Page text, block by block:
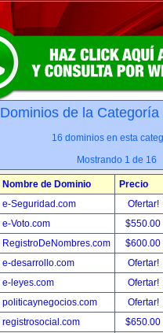
Dominios de la
16 dominios en esta
Mostrando 1 de 16
Nombre de Dominio
Precio
e-Seguridad.com
Ofertar!
e-Voto.com
$550.00
RegistroDeNombres.com
$600.00
e-desarrollo.com
Ofertar!
e-leyes.com
Ofertar!
politicaynegocios.com
Ofertar!
registrosocial.com
$650.00